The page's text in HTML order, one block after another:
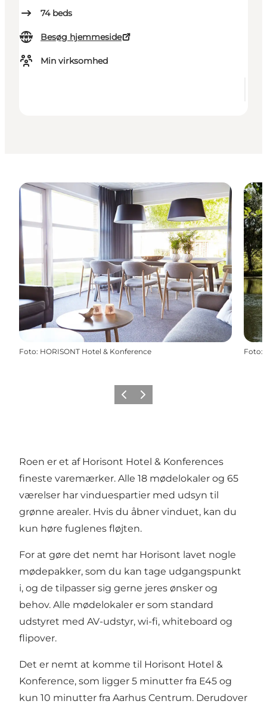
74 beds
Besøg hjemmeside
Min virksomhed
Foto: HORISONT Hotel & Konference Foto:
ForrigeNæste
Roen er et af Horisont Hotel & Konferences
fineste varemærker. Alle 18 mødelokaler og 65
værelser har vinduespartier med udsyn til
grønne arealer. Hvis du åbner vinduet, kan du
kun høre fuglenes fløjten.
For at gøre det nemt har Horisont lavet nogle
mødepakker, som du kan tage udgangspunkt
i, og de tilpasser sig gerne jeres ønsker og
behov. Alle mødelokaler er som standard
udstyret med AV-udstyr, wi-fi, whiteboard og
flipover.
Det er nemt at komme til Horisont Hotel &
Konference, som ligger 5 minutter fra E45 og
kun 10 minutter fra Aarhus Centrum. Derudover